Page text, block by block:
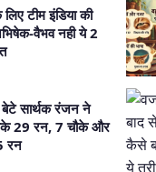
टीम इंडिया की
वैभव नही ये 2
सार्थक रंजन ने
29 रन, 7 चौके और
रन​